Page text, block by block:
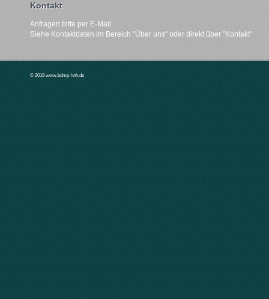
Kontakt
Anfragen bitte per E-Mail
Siehe Kontaktdaten im Bereich "Über uns" oder direkt über "Kontakt"
© 2019 www.bdmp-lvth.de